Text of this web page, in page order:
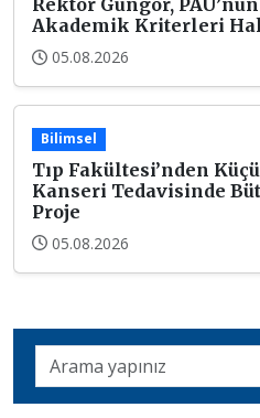
Rektör Güngör,
Akademik Kriterleri
05.08.2026
Bilimsel
Tıp Fakültesi’nden
Kanseri Tedavisinde
Proje
05.08.2026